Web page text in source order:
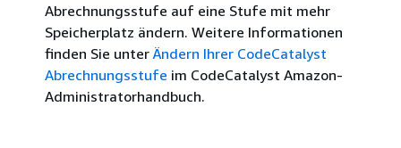
Abrechnungsstufe auf eine Stufe mit mehr
Speicherplatz ändern. Weitere Informationen
finden Sie unter Ändern Ihrer CodeCatalyst
Abrechnungsstufe im CodeCatalyst Amazon-
Administratorhandbuch.